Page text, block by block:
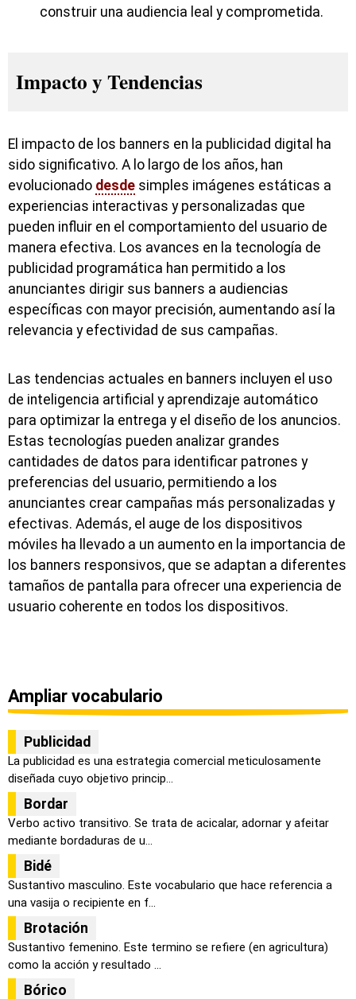
construir una audiencia leal y comprometida.
Impacto y Tendencias
El impacto de los banners en la publicidad digital ha
sido significativo. A lo largo de los años, han
evolucionado desde simples imágenes estáticas a
experiencias interactivas y personalizadas que
pueden influir en el comportamiento del usuario de
manera efectiva. Los avances en la tecnología de
publicidad programática han permitido a los
anunciantes dirigir sus banners a audiencias
específicas con mayor precisión, aumentando así la
relevancia y efectividad de sus campañas.
Las tendencias actuales en banners incluyen el uso
de inteligencia artificial y aprendizaje automático
para optimizar la entrega y el diseño de los anuncios.
Estas tecnologías pueden analizar grandes
cantidades de datos para identificar patrones y
preferencias del usuario, permitiendo a los
anunciantes crear campañas más personalizadas y
efectivas. Además, el auge de los dispositivos
móviles ha llevado a un aumento en la importancia de
los banners responsivos, que se adaptan a diferentes
tamaños de pantalla para ofrecer una experiencia de
usuario coherente en todos los dispositivos.
Ampliar vocabulario
Publicidad
La publicidad es una estrategia comercial meticulosamente
diseñada cuyo objetivo princip...
Bordar
Verbo activo transitivo. Se trata de acicalar, adornar y afeitar
mediante bordaduras de u...
Bidé
Sustantivo masculino. Este vocabulario que hace referencia a
una vasija o recipiente en f...
Brotación
Sustantivo femenino. Este termino se refiere (en agricultura)
como la acción y resultado ...
Bórico